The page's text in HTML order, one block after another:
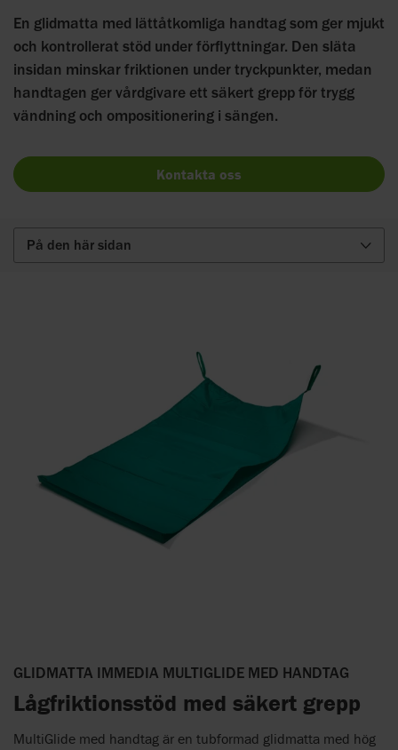
En glidmatta med lättåtkomliga handtag som ger mjukt
och kontrollerat stöd under förflyttningar. Den släta
insidan minskar friktionen under tryckpunkter, medan
handtagen ger vårdgivare ett säkert grepp för trygg
vändning och ompositionering i sängen.
Kontakta oss
På den här sidan
GLIDMATTA IMMEDIA MULTIGLIDE MED HANDTAG
Lågfriktionsstöd med säkert grepp
MultiGlide med handtag är en tubformad glidmatta med hög